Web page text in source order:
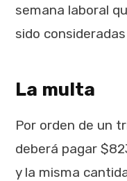
semana laboral
sido
La multa
Por orden de un
deberá pagar
y la misma